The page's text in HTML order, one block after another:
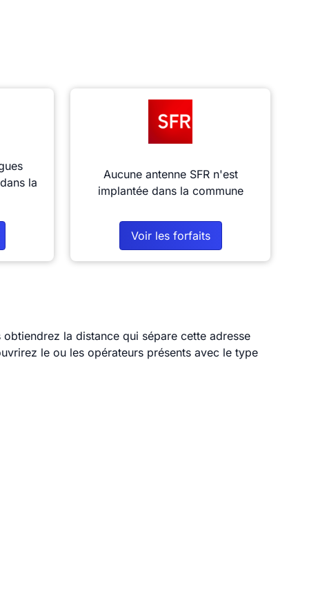
la
Aucune antenne SFR n'est
implantée dans la commune
Voir les forfaits
la distance qui sépare cette adresse
le ou les opérateurs présents avec le type